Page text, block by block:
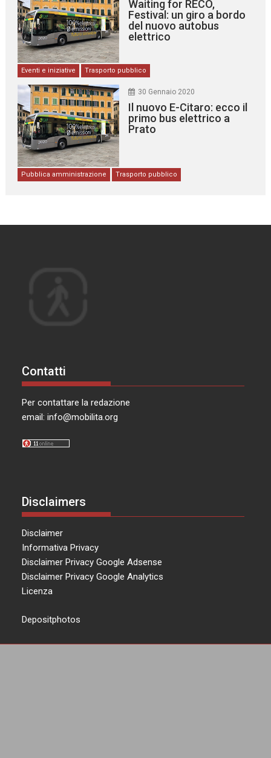
Waiting for RECO,
Festival: un giro a bordo
del nuovo autobus
elettrico
Eventi e iniziative Trasporto pubblico
30 Gennaio 2020
Il nuovo E-Citaro: ecco il
primo bus elettrico a
Prato
Pubblica amministrazione Trasporto pubblico
Contatti
Per contattare la redazione
email:info@mobilita.org
Disclaimers
Disclaimer
Informativa Privacy
Disclaimer Privacy Google Adsense
Disclaimer Privacy Google Analytics
Licenza
Depositphotos